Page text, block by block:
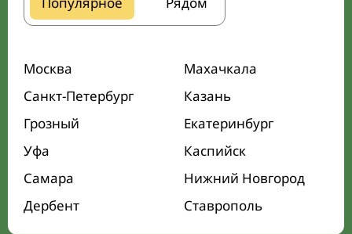
Москва
Махачкала
Санкт-Петербург
Казань
Грозный
Екатеринбург
Уфа
Каспийск
Самара
Нижний Новгород
Дербент
Ставрополь